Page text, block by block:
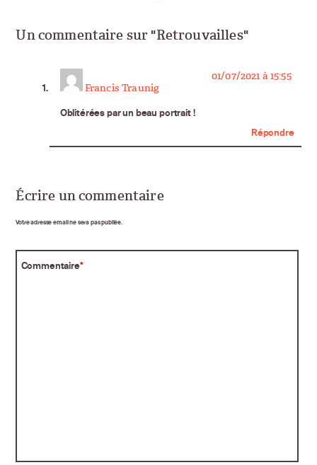
Un commentaire sur "Retrouvailles"
Francis Traunig
01/07/2021 à 15:55
Oblitérées par un beau portrait !
Répondre
Écrire un commentaire
Votre adresse email ne sera pas publiée.
Commentaire*